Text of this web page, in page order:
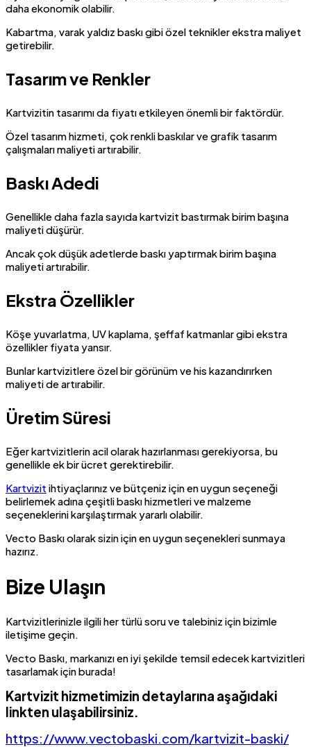
daha ekonomik olabilir.
Kabartma, varak yaldız baskı gibi özel teknikler ekstra maliyet
getirebilir.
Tasarım ve Renkler
Kartvizitin tasarımı da fiyatı etkileyen önemli bir faktördür.
Özel tasarım hizmeti, çok renkli baskılar ve grafik tasarım
çalışmaları maliyeti artırabilir.
Baskı Adedi
Genellikle daha fazla sayıda kartvizit bastırmak birim başına
maliyeti düşürür.
Ancak çok düşük adetlerde baskı yaptırmak birim başına
maliyeti artırabilir.
Ekstra Özellikler
Köşe yuvarlatma, UV kaplama, şeffaf katmanlar gibi ekstra
özellikler fiyata yansır.
Bunlar kartvizitlere özel bir görünüm ve his kazandırırken
maliyeti de artırabilir.
Üretim Süresi
Eğer kartvizitlerin acil olarak hazırlanması gerekiyorsa, bu
genellikle ek bir ücret gerektirebilir.
Kartvizit ihtiyaçlarınız ve bütçeniz için en uygun seçeneği
belirlemek adına çeşitli baskı hizmetleri ve malzeme
seçeneklerini karşılaştırmak yararlı olabilir.
Vecto Baskı olarak sizin için en uygun seçenekleri sunmaya
hazırız.
Bize Ulaşın
Kartvizitlerinizle ilgili her türlü soru ve talebiniz için bizimle
iletişime geçin.
Vecto Baskı, markanızı en iyi şekilde temsil edecek kartvizitleri
tasarlamak için burada!
Kartvizit hizmetimizin detaylarına aşağıdaki
linkten ulaşabilirsiniz.
https://www.vectobaski.com/kartvizit-baski/